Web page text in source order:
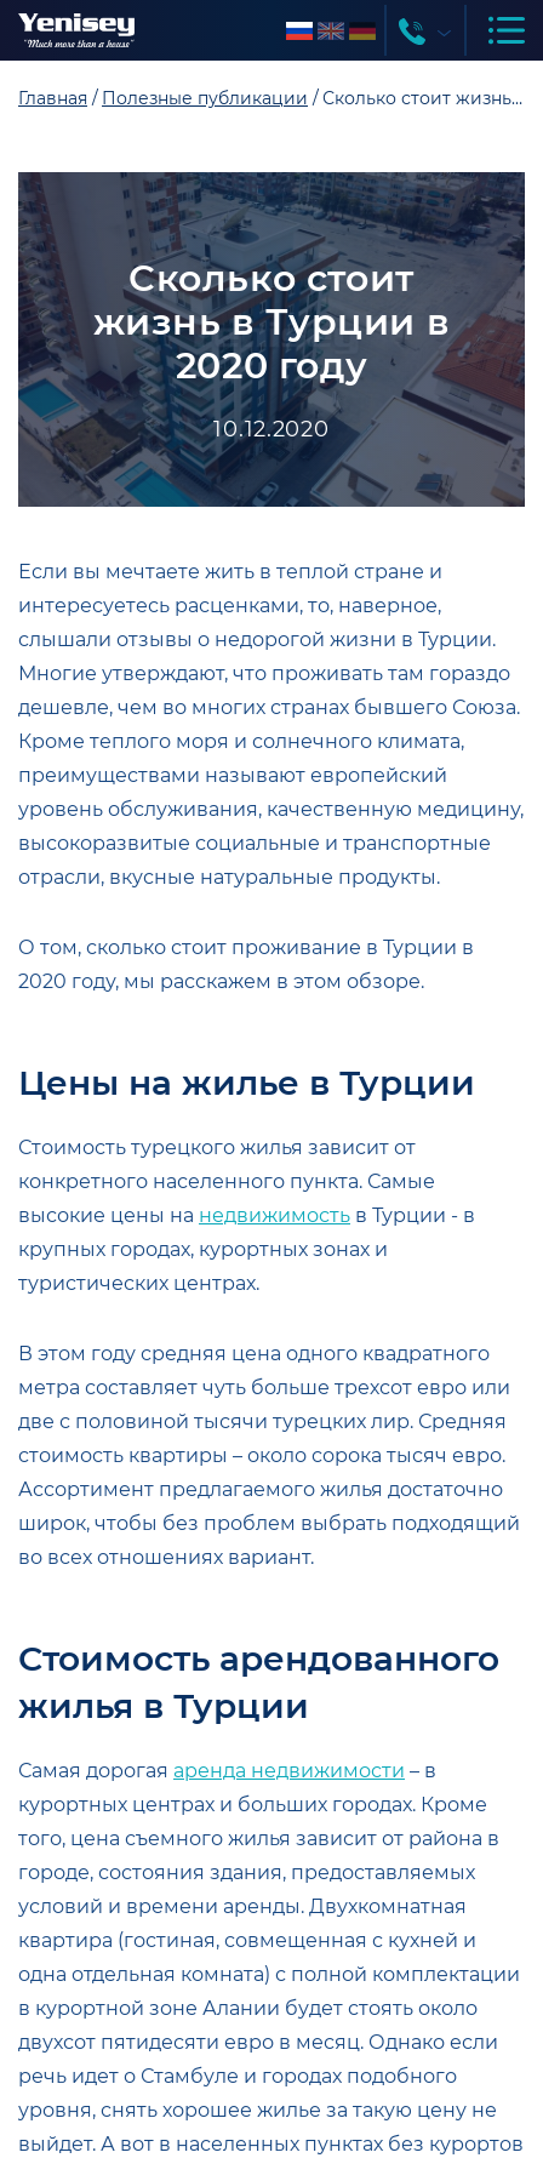
Главная Полезные публикации Сколько стоит жизнь в Турции в 2020 году
Сколько стоит
жизнь в Турции в
2020 году
10.12.2020
Если вы мечтаете жить в теплой стране и
интересуетесь расценками, то, наверное,
слышали отзывы о недорогой жизни в Турции.
Многие утверждают, что проживать там гораздо
дешевле, чем во многих странах бывшего Союза.
Кроме теплого моря и солнечного климата,
преимуществами называют европейский
уровень обслуживания, качественную медицину,
высокоразвитые социальные и транспортные
отрасли, вкусные натуральные продукты.
О том, сколько стоит проживание в Турции в
2020 году, мы расскажем в этом обзоре.
Цены на жилье в Турции
Стоимость турецкого жилья зависит от
конкретного населенного пункта. Самые
высокие цены на недвижимость в Турции - в
крупных городах, курортных зонах и
туристических центрах.
В этом году средняя цена одного квадратного
метра составляет чуть больше трехсот евро или
две с половиной тысячи турецких лир. Средняя
стоимость квартиры – около сорока тысяч евро.
Ассортимент предлагаемого жилья достаточно
широк, чтобы без проблем выбрать подходящий
во всех отношениях вариант.
Стоимость арендованного
жилья в Турции
Самая дорогая аренда недвижимости – в
курортных центрах и больших городах. Кроме
того, цена съемного жилья зависит от района в
городе, состояния здания, предоставляемых
условий и времени аренды. Двухкомнатная
квартира (гостиная, совмещенная с кухней и
одна отдельная комната) с полной комплектации
в курортной зоне Алании будет стоять около
двухсот пятидесяти евро в месяц. Однако если
речь идет о Стамбуле и городах подобного
уровня, снять хорошее жилье за такую цену не
выйдет. А вот в населенных пунктах без курортов